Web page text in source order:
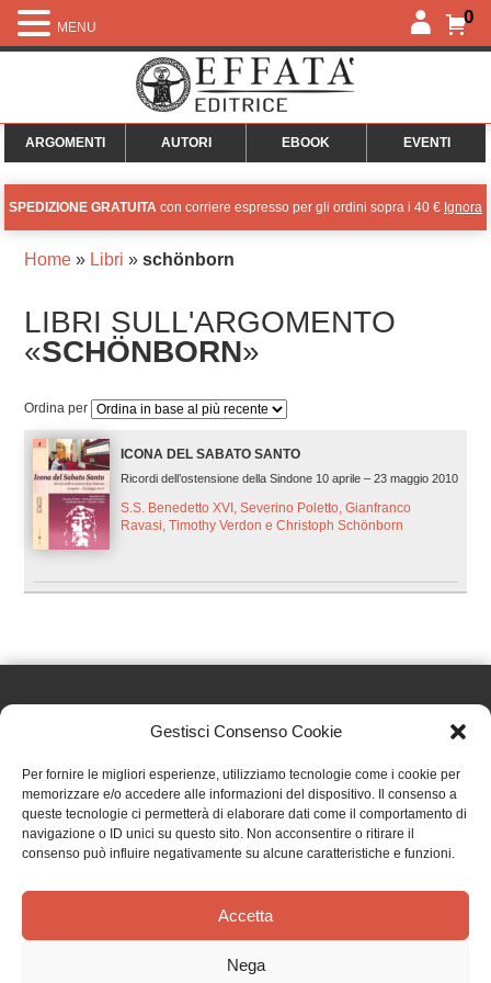
Gestisci Consenso Cookie
Per fornire le migliori esperienze, utilizziamo tecnologie come i cookie per
memorizzare e/o accedere alle informazioni del dispositivo. Il consenso a
queste tecnologie ci permetterà di elaborare dati come il comportamento di
navigazione o ID unici su questo sito. Non acconsentire o ritirare il
consenso può influire negativamente su alcune caratteristiche e funzioni.
Accetta
Nega
0
ARGOMENTI AUTORI EBOOK EVENTI
SPEDIZIONE GRATUITA con corriere espresso per gli ordini sopra i 40 € Ignora
Home» Libri » schönborn
LIBRI SULL'ARGOMENTO
«SCHÖNBORN»
Ordina per
ICONA DEL SABATO SANTO
Ricordi dell’ostensione della Sindone 10 aprile – 23 maggio 2010
S.S. Benedetto XVI, Severino Poletto, Gianfranco
Ravasi, Timothy Verdon e Christoph Schönborn
Effatà Editrice di Pellegrino Paolo SAS
C.F. e P.IVA 09655250018
Via Tre Denti, 1 - 10060 Cantalupa (TO)
Telefono: (+39) 0121 353452 - Fax: (+39) 0121 353839
TERMINI E CONDIZIONI
MENU